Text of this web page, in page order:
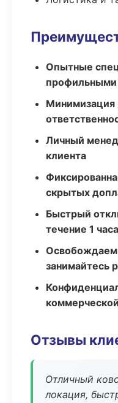
Опытные
профильными
Минимизация
Личный
клиента
скрытых
Быстрый
течение 1 часа
занимайтесь
Отзывы
Отличный
локация,